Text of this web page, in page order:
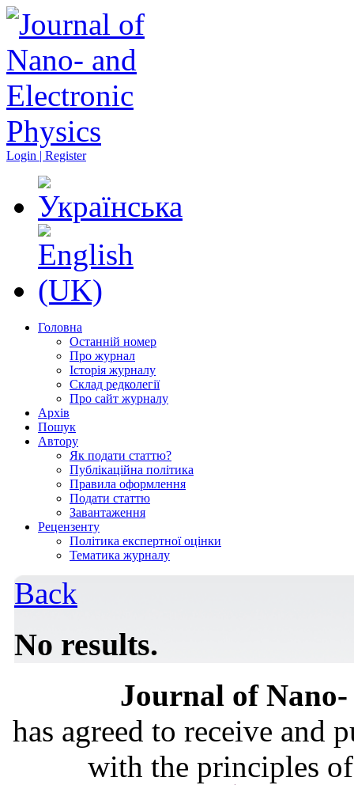
Login | Register
Головна
Останній номер
Про журнал
Історія журналу
Склад редколегії
Про сайт журналу
Архів
Пошук
Автору
Як подати статтю?
Публікаційна політика
Правила оформлення
Подати статтю
Завантаження
Рецензенту
Політика експертної оцінки
Тематика журналу
Back
No results.
Journal of
has agreed to receive and
with the principles